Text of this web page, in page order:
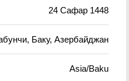
24 Сафар 1448
Баку, Азербайджан
Asia/Baku